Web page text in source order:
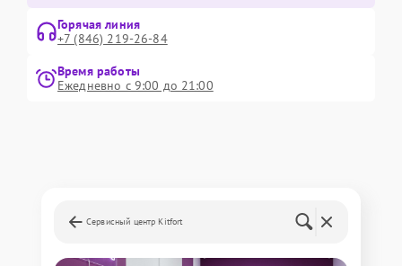
Горячая линия
+7 (846) 219-26-84
Время работы
Ежедневно с 9:00 до 21:00
Сервисный центр Kitfort